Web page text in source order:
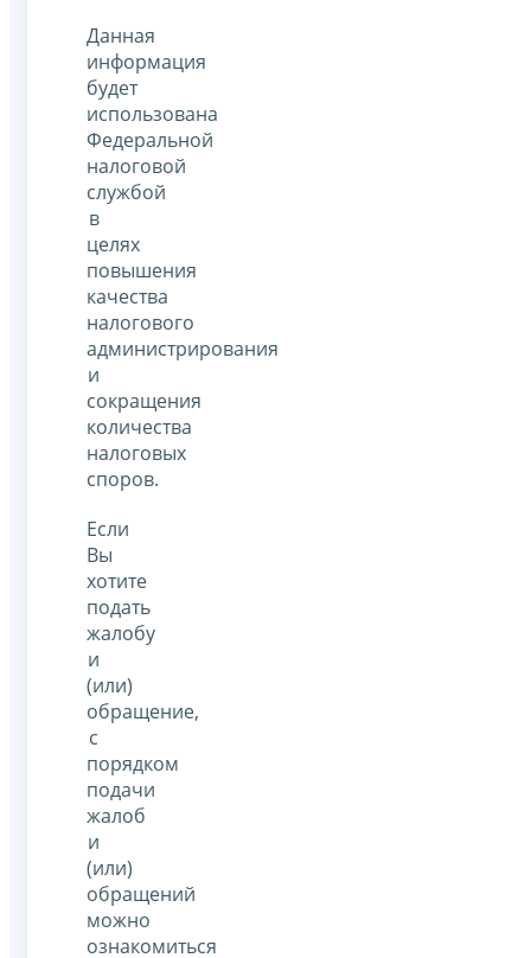
Данная
информация
будет
использована
Федеральной
налоговой
службой
в
целях
повышения
качества
налогового
администрирования
и
сокращения
количества
налоговых
споров.
Если
Вы
хотите
подать
жалобу
и
(или)
обращение,
с
порядком
подачи
жалоб
и
(или)
обращений
можно
ознакомиться